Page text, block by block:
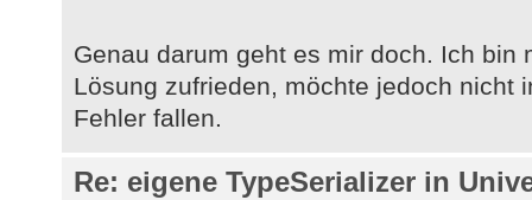
Genau darum geht es mir doch. Ich bin
Lösung zufrieden, möchte jedoch nicht
Fehler fallen.
Re: eigene TypeSerializer in